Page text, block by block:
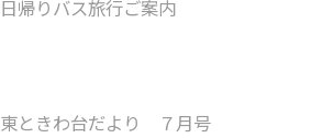
日帰りバス旅行ご案内
東ときわ台だより ７月号